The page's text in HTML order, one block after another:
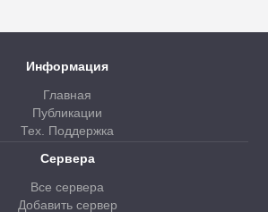
Информация
Главная
Публикации
Тех. Поддержка
Сервера
Все сервера
Добавить сервер